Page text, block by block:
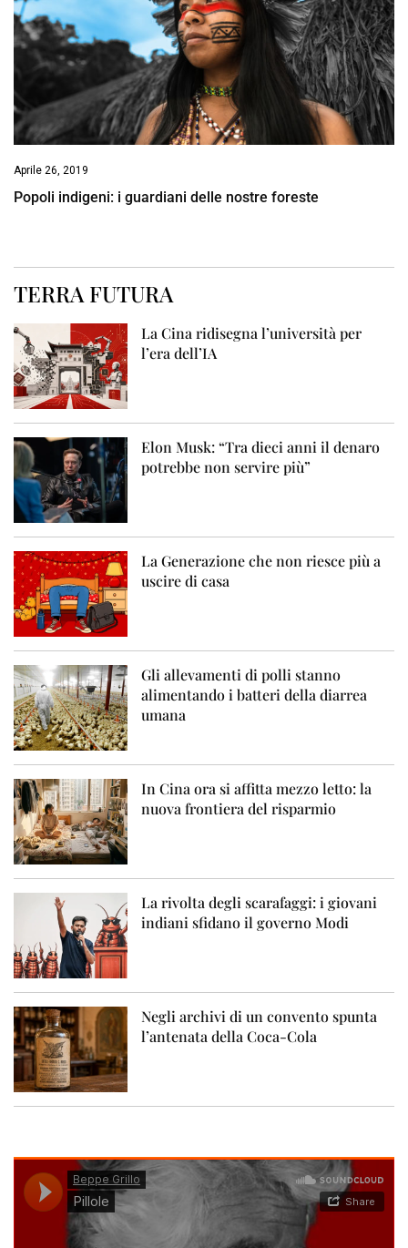
Aprile 26, 2019
Popoli indigeni: i guardiani delle nostre foreste
TERRA FUTURA
La Cina ridisegna l’università per
l’era dell’IA
Elon Musk: “Tra dieci anni il denaro
potrebbe non servire più”
La Generazione che non riesce più a
uscire di casa
Gli allevamenti di polli stanno
alimentando i batteri della diarrea
umana
In Cina ora si affitta mezzo letto: la
nuova frontiera del risparmio
La rivolta degli scarafaggi: i giovani
indiani sfidano il governo Modi
Negli archivi di un convento spunta
l’antenata della Coca-Cola